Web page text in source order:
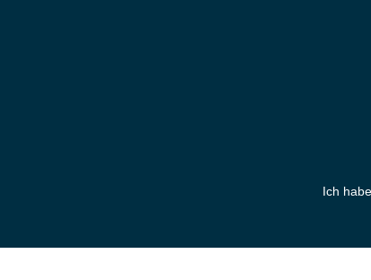
Ich